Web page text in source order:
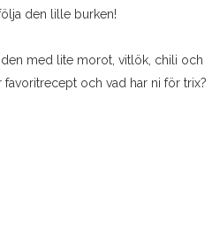
den lille burken!
med lite morot, vitlök, chili och
och vad har ni för trix?